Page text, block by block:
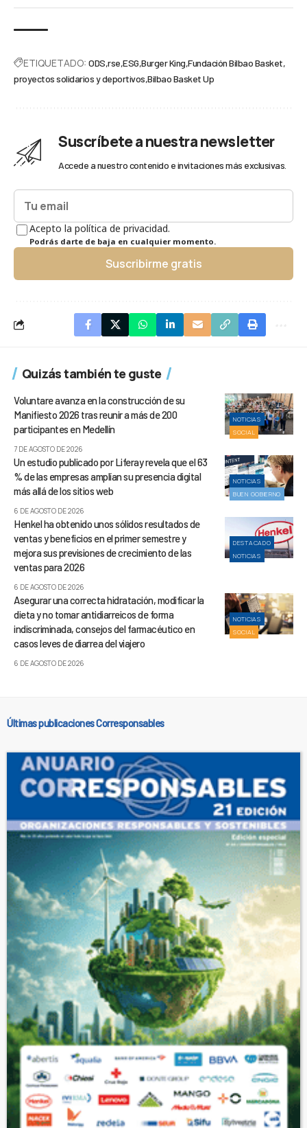
ETIQUETADO: ODS rse ESG Burger King Fundación Bilbao Basket
proyectos solidarios y deportivos Bilbao Basket Up
Suscríbete a nuestra newsletter
Accede a nuestro contenido e invitaciones más exclusivas.
Acepto la política de privacidad.
Podrás darte de baja en cualquier momento.
Suscribirme gratis
Quizás también te guste
NOTICIAS
SOCIAL
Voluntare avanza en la construcción de su
Manifiesto 2026 tras reunir a más de 200
participantes en Medellín
7 DE AGOSTO DE 2026
NOTICIAS
BUEN GOBIERNO
Un estudio publicado por Liferay revela que el 63
% de las empresas amplían su presencia digital
más allá de los sitios web
6 DE AGOSTO DE 2026
DESTACADO
NOTICIAS
Henkel ha obtenido unos sólidos resultados de
ventas y beneficios en el primer semestre y
mejora sus previsiones de crecimiento de las
ventas para 2026
6 DE AGOSTO DE 2026
NOTICIAS
SOCIAL
Asegurar una correcta hidratación, modificar la
dieta y no tomar antidiarreicos de forma
indiscriminada, consejos del farmacéutico en
casos leves de diarrea del viajero
6 DE AGOSTO DE 2026
Últimas publicaciones Corresponsables